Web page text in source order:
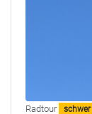
Radtour schwer